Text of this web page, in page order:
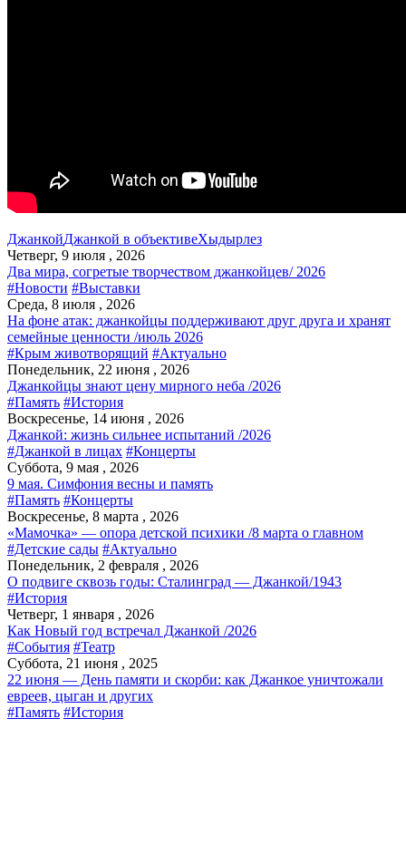
ДжанкойДжанкой в объективеХыдырлез
Четверг, 9 июля , 2026
Два мира, согретые творчеством джанкойцев/ 2026
#Новости #Выставки
Среда, 8 июля , 2026
На фоне атак: джанкойцы поддерживают друг друга и хранят
семейные ценности /июль 2026
#Крым животворящий #Актуально
Понедельник, 22 июня , 2026
Джанкойцы знают цену мирного неба /2026
#Память #История
Воскресенье, 14 июня , 2026
Джанкой: жизнь сильнее испытаний /2026
#Джанкой в лицах #Концерты
Суббота, 9 мая , 2026
9 мая. Симфония весны и память
#Память #Концерты
Воскресенье, 8 марта , 2026
«Мамочка» — опора детской психики /8 марта о главном
#Детские сады #Актуально
Понедельник, 2 февраля , 2026
О подвиге сквозь годы: Сталинград — Джанкой/1943
#История
Четверг, 1 января , 2026
Как Новый год встречал Джанкой /2026
#События #Театр
Суббота, 21 июня , 2025
22 июня — День памяти и скорби: как Джанкое уничтожали
евреев, цыган и других
#Память #История